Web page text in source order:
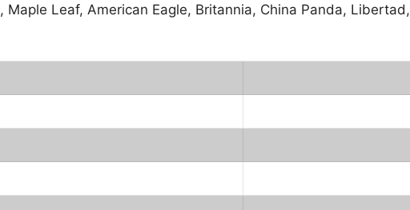
, Maple Leaf, American Eagle, Britannia, China Panda,